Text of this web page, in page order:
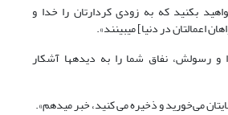
بکنید که به زودی کردارتان را خدا و
اعمالتان در دنیا] می‏بینند».
و رسولش، نفاق شما را به دیده‏ها آشکار
می‌خورید و ذخیره می کنید، خبر می‏دهم».